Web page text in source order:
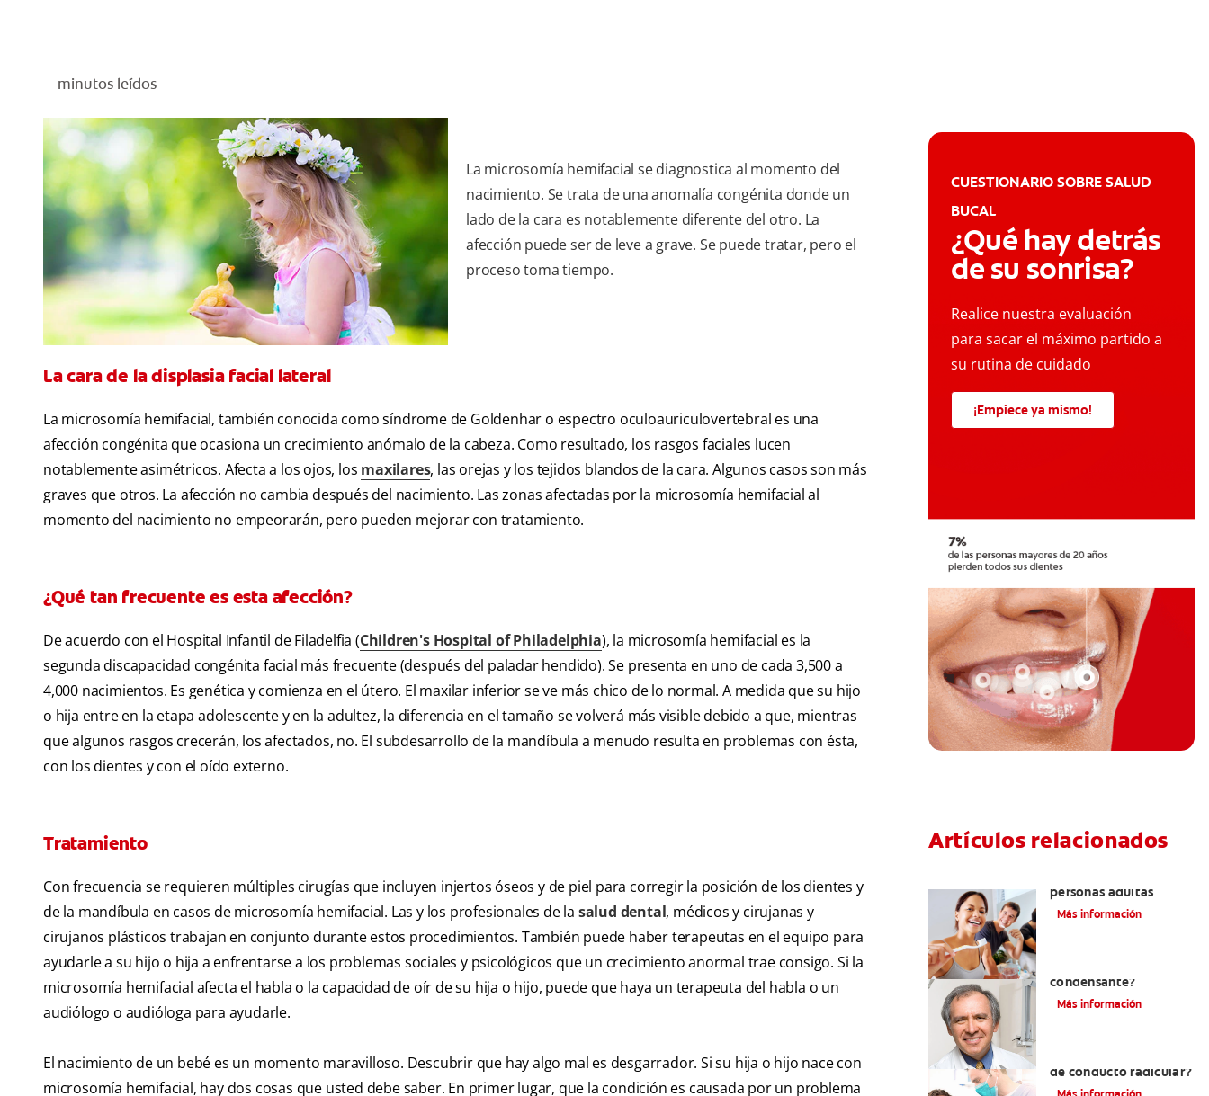
minutos leídos
La microsomía hemifacial se diagnostica al momento del
nacimiento. Se trata de una anomalía congénita donde un
lado de la cara es notablemente diferente del otro. La
afección puede ser de leve a grave. Se puede tratar, pero el
proceso toma tiempo.
La cara de la displasia facial lateral
La microsomía hemifacial, también conocida como síndrome de Goldenhar o espectro oculoauriculovertebral es una
afección congénita que ocasiona un crecimiento anómalo de la cabeza. Como resultado, los rasgos faciales lucen
notablemente asimétricos. Afecta a los ojos, los maxilares, las orejas y los tejidos blandos de la cara. Algunos casos son más
graves que otros. La afección no cambia después del nacimiento. Las zonas afectadas por la microsomía hemifacial al
momento del nacimiento no empeorarán, pero pueden mejorar con tratamiento.
¿Qué tan frecuente es esta afección?
De acuerdo con el Hospital Infantil de Filadelfia (Children's Hospital of Philadelphia), la microsomía hemifacial es la
segunda discapacidad congénita facial más frecuente (después del paladar hendido). Se presenta en uno de cada 3,500 a
4,000 nacimientos. Es genética y comienza en el útero. El maxilar inferior se ve más chico de lo normal. A medida que su hijo
o hija entre en la etapa adolescente y en la adultez, la diferencia en el tamaño se volverá más visible debido a que, mientras
que algunos rasgos crecerán, los afectados, no. El subdesarrollo de la mandíbula a menudo resulta en problemas con ésta,
con los dientes y con el oído externo.
Tratamiento
Con frecuencia se requieren múltiples cirugías que incluyen injertos óseos y de piel para corregir la posición de los dientes y
de la mandíbula en casos de microsomía hemifacial. Las y los profesionales de la salud dental, médicos y cirujanas y
cirujanos plásticos trabajan en conjunto durante estos procedimientos. También puede haber terapeutas en el equipo para
ayudarle a su hijo o hija a enfrentarse a los problemas sociales y psicológicos que un crecimiento anormal trae consigo. Si la
microsomía hemifacial afecta el habla o la capacidad de oír de su hija o hijo, puede que haya un terapeuta del habla o un
audiólogo o audióloga para ayudarle.
El nacimiento de un bebé es un momento maravilloso. Descubrir que hay algo mal es desgarrador. Si su hija o hijo nace con
microsomía hemifacial, hay dos cosas que usted debe saber. En primer lugar, que la condición es causada por un problema
CUESTIONARIO SOBRE SALUD
BUCAL
¿Qué hay detrás
de su sonrisa?
Realice nuestra evaluación
para sacar el máximo partido a
su rutina de cuidado
¡Empiece ya mismo!
Artículos relacionados
personas adultas
Más información
condensante?
Más información
de conducto radicular?